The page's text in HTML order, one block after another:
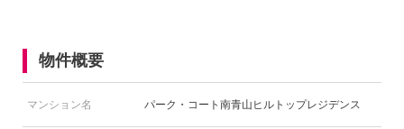
物件概要
マンション名 パーク・コート南青山ヒルトップレジデンス